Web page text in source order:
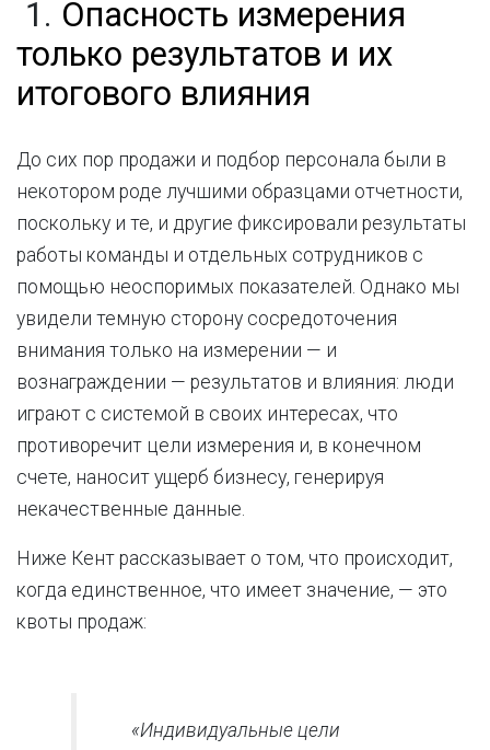
1. Опасность измерения
только результатов и их
итогового влияния
До сих пор продажи и подбор персонала были в
некотором роде лучшими образцами отчетности,
поскольку и те, и другие фиксировали результаты
работы команды и отдельных сотрудников с
помощью неоспоримых показателей. Однако мы
увидели темную сторону сосредоточения
внимания только на измерении — и
вознаграждении — результатов и влияния: люди
играют с системой в своих интересах, что
противоречит цели измерения и, в конечном
счете, наносит ущерб бизнесу, генерируя
некачественные данные.
Ниже Кент рассказывает о том, что происходит,
когда единственное, что имеет значение, — это
квоты продаж:
«Индивидуальные цели